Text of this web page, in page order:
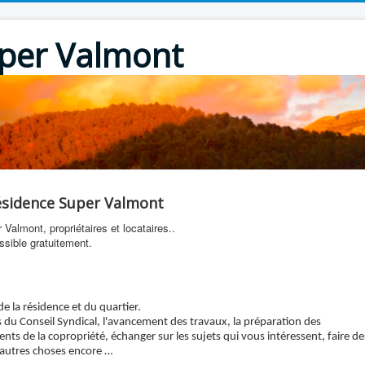
Valmont
Super Valmont
propriétaires et locataires..
gratuitement.
la résidence et du quartier.
Conseil Syndical, l'avancement des travaux, la préparation des
de la copropriété, échanger sur les sujets qui vous intéressent, faire
choses encore …